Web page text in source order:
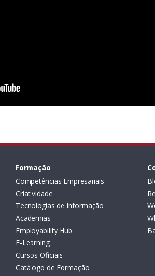
Formação
Competências Empresariais
Criatividade
Tecnologias de Informação
Academias
Employability Hub
E-Learning
Cursos Oficiais
Catálogo de Formação